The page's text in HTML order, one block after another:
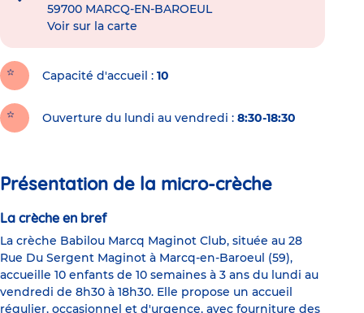
59700 MARCQ-EN-BAROEUL
Voir sur la carte
Capacité d'accueil 10
Ouverture du lundi au vendredi : 8:30-18:30
Présentation de la micro-crèche
La crèche en bref
La crèche Babilou Marcq Maginot Club, située au 28
Rue Du Sergent Maginot à Marcq-en-Baroeul (59),
accueille 10 enfants de 10 semaines à 3 ans du lundi au
vendredi de 8h30 à 18h30. Elle propose un accueil
régulier, occasionnel et d'urgence, avec fourniture des